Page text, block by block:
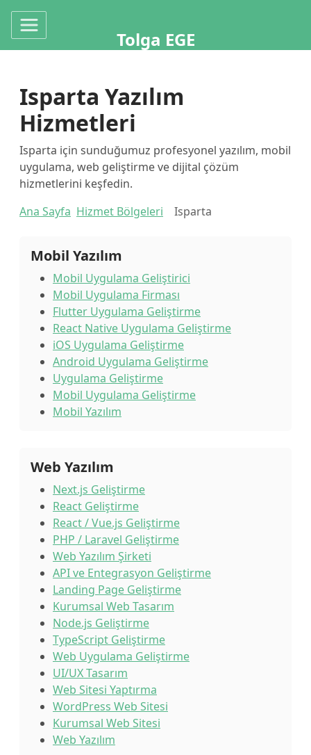
Tolga EGE
Isparta Yazılım
Hizmetleri
Isparta için sunduğumuz profesyonel yazılım, mobil
uygulama, web geliştirme ve dijital çözüm
hizmetlerini keşfedin.
Ana Sayfa Hizmet Bölgeleri Isparta
Mobil Yazılım
Mobil Uygulama Geliştirici
Mobil Uygulama Firması
Flutter Uygulama Geliştirme
React Native Uygulama Geliştirme
iOS Uygulama Geliştirme
Android Uygulama Geliştirme
Uygulama Geliştirme
Mobil Uygulama Geliştirme
Mobil Yazılım
Web Yazılım
Next.js Geliştirme
React Geliştirme
React / Vue.js Geliştirme
PHP / Laravel Geliştirme
Web Yazılım Şirketi
API ve Entegrasyon Geliştirme
Landing Page Geliştirme
Kurumsal Web Tasarım
Node.js Geliştirme
TypeScript Geliştirme
Web Uygulama Geliştirme
UI/UX Tasarım
Web Sitesi Yaptırma
WordPress Web Sitesi
Kurumsal Web Sitesi
Web Yazılım